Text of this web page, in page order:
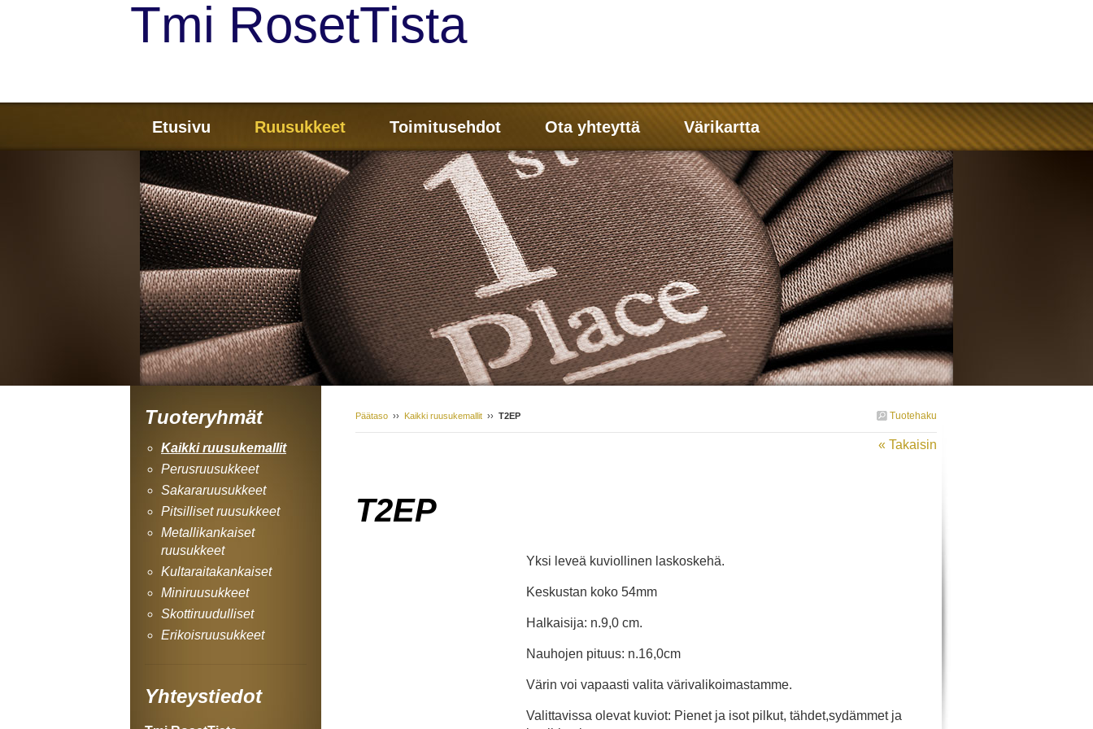
Tmi RosetTista
Etusivu Ruusukkeet Toimitusehdot Ota yhteyttä Värikartta
Tuotehaku
Päätaso ›› Kaikki ruusukemallit ›› T2EP
« Takaisin
T2EP
Yksi leveä kuviollinen laskoskehä.
Keskustan koko 54mm
Halkaisija: n.9,0 cm.
Nauhojen pituus: n.16,0cm
Värin voi vapaasti valita värivalikoimastamme.
Valittavissa olevat kuviot: Pienet ja isot pilkut, tähdet,sydämmet ja
Tuoteryhmät
Kaikki ruusukemallit
Perusruusukkeet
Sakararuusukkeet
Pitsilliset ruusukkeet
Metallikankaiset
ruusukkeet
Kultaraitakankaiset
Miniruusukkeet
Skottiruudulliset
Erikoisruusukkeet
Yhteystiedot